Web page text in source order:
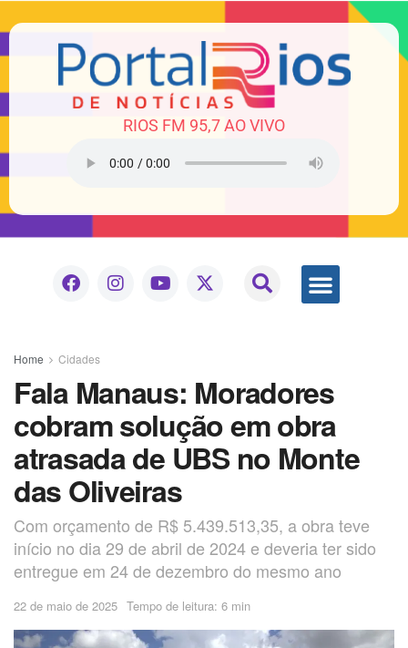
RIOS FM 95,7 AO VIVO
Home Cidades
Fala Manaus: Moradores
cobram solução em obra
atrasada de UBS no Monte
das Oliveiras
Com orçamento de R$ 5.439.513,35, a obra teve
início no dia 29 de abril de 2024 e deveria ter sido
entregue em 24 de dezembro do mesmo ano
22 de maio de 2025 Tempo de leitura: 6 min